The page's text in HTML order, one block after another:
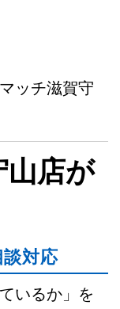
ッチ滋賀守
山店が
対応
いるか」を